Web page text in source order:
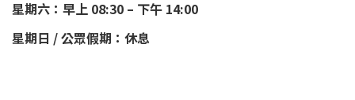
星期六：早上 08:30 – 下午 14:00
星期日 / 公眾假期：休息